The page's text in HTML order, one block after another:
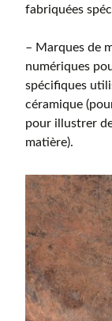
fabriquées
– Marques de
numériques
spécifiques
céramique
pour illustrer
matière).